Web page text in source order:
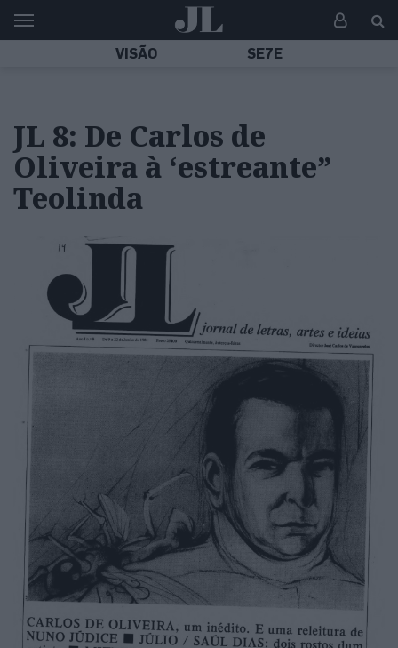
VISÃO SE7E
JL 8: De Carlos de
Oliveira à ‘estreante”
Teolinda